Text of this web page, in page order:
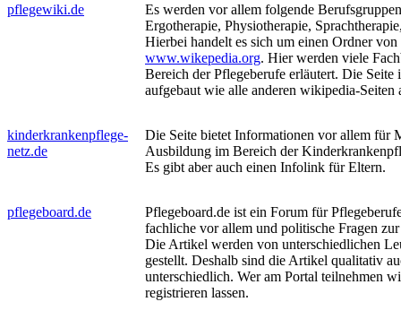
pflegewiki.de
Es werden vor allem folgende
Ergotherapie, Physiotherapie,
Hierbei handelt es sich um einen Ordner von
www.wikepedia.org. Hier werden viele
Bereich der Pflegeberufe erläutert. Die Seite
aufgebaut wie alle anderen wikipedia-Seiten
kinderkrankenpflege-
netz.de
Die Seite bietet Informationen vor allem für
Ausbildung im Bereich der
Es gibt aber auch einen Infolink für Eltern.
pflegeboard.de
Pflegeboard.de ist ein Forum für
fachliche vor allem und politische Fragen
Die Artikel werden von unterschiedlichen
gestellt. Deshalb sind die Artikel qualitativ
unterschiedlich. Wer am Portal teilnehmen
registrieren lassen.